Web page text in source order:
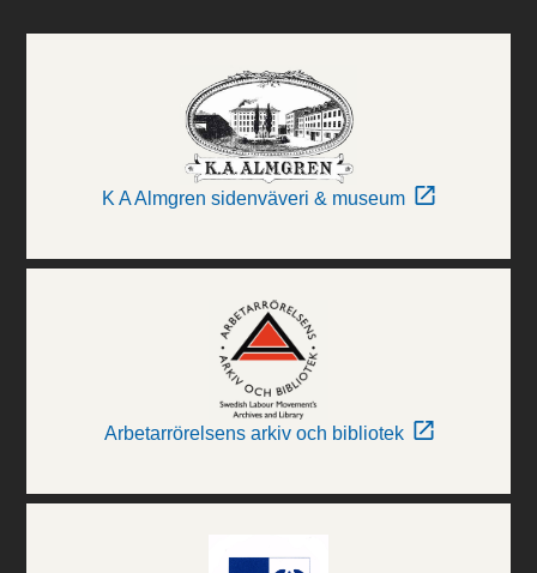
K A Almgren sidenväveri & museum
Arbetarrörelsens arkiv och bibliotek